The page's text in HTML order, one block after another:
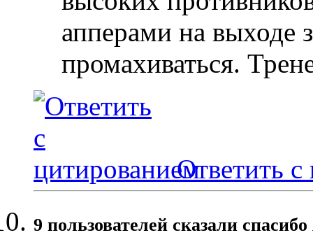
апперами на выходе
промахиваться.
Ответить с
9 пользователей сказали